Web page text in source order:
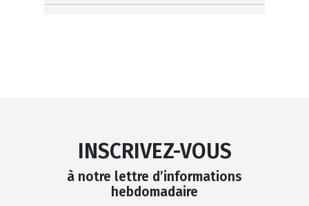
INSCRIVEZ-VOUS
à notre lettre d’informations
hebdomadaire